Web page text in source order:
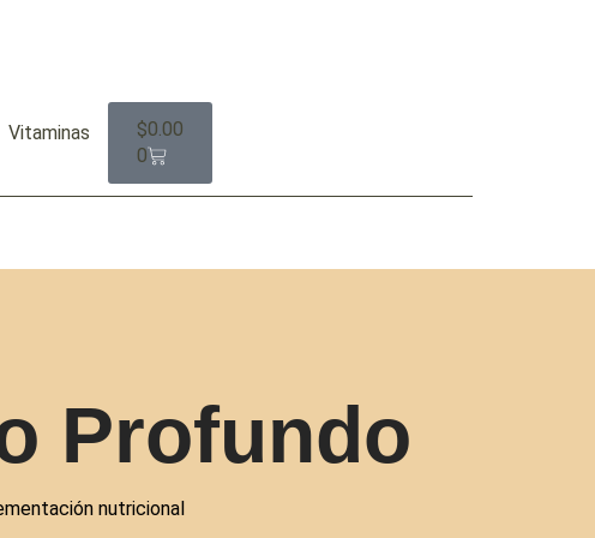
Vitaminas $0.00
0
Profundo
nutricional